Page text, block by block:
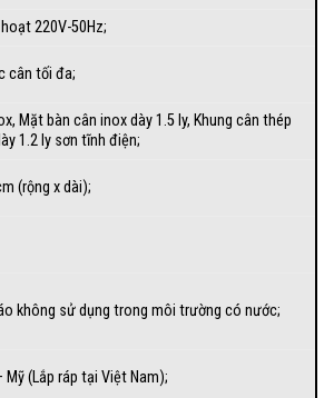
220V-50Hz;
cân tối đa;
Mặt bàn cân inox dày 1.5 ly, Khung cân thép
1.2 ly sơn tĩnh điện;
(rộng x dài);
không sử dụng trong môi trường có nước;
Mỹ (Lắp ráp tại Việt Nam);